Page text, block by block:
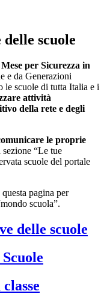
scuole
per Sicurezza in
e da Generazioni
le scuole di tutta Italia e i
attività
della rete e degli
le proprie
“Le tue
scuole del portale
pagina per
scuola”.
delle scuole